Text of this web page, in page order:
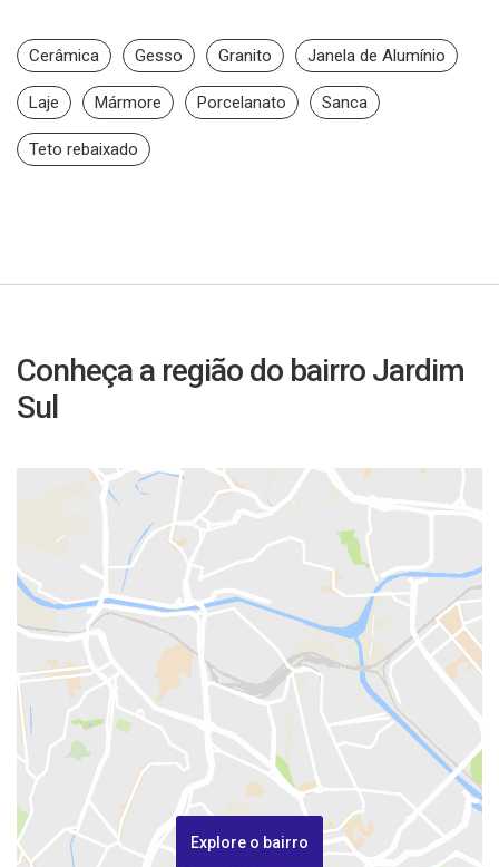
Cerâmica Gesso Granito Janela de Alumínio
Laje Mármore Porcelanato Sanca
Teto rebaixado
Conheça a região do bairro Jardim
Sul
Explore o bairro